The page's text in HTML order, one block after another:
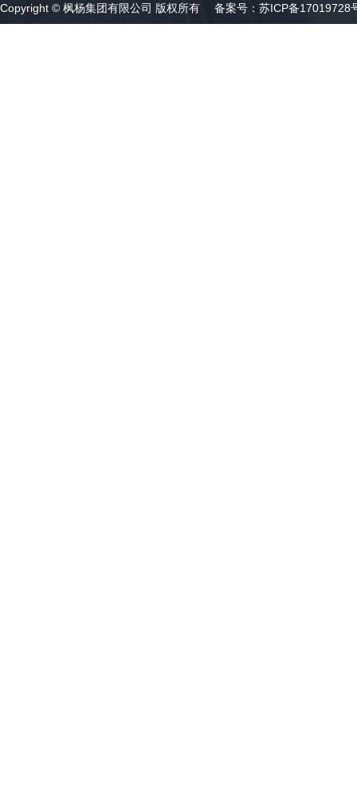
Copyright © 枫杨集团有限公司 版权所有 备案号： 苏ICP备17019728